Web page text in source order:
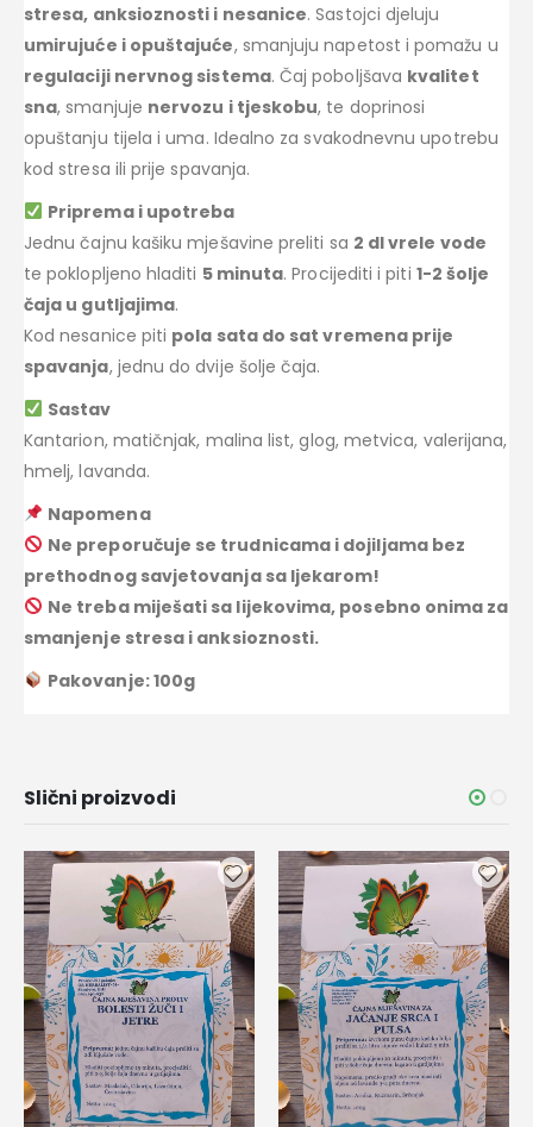
stresa, anksioznosti i nesanice. Sastojci djeluju
umirujuće i opuštajuće, smanjuju napetost i pomažu u
regulaciji nervnog sistema. Čaj poboljšava kvalitet
sna, smanjuje nervozu i tjeskobu, te doprinosi
opuštanju tijela i uma. Idealno za svakodnevnu upotrebu
kod stresa ili prije spavanja.
Priprema i upotreba
Jednu čajnu kašiku mješavine preliti sa 2 dl vrele vode
te poklopljeno hladiti 5 minuta. Procijediti i piti 1-2 šolje
čaja u gutljajima.
Kod nesanice piti pola sata do sat vremena prije
spavanja, jednu do dvije šolje čaja.
Sastav
Kantarion, matičnjak, malina list, glog, metvica, valerijana,
hmelj, lavanda.
Napomena
Ne preporučuje se trudnicama i dojiljama bez
prethodnog savjetovanja sa ljekarom!
Ne treba miješati sa lijekovima, posebno onima za
smanjenje stresa i anksioznosti.
Pakovanje: 100g
Slični proizvodi